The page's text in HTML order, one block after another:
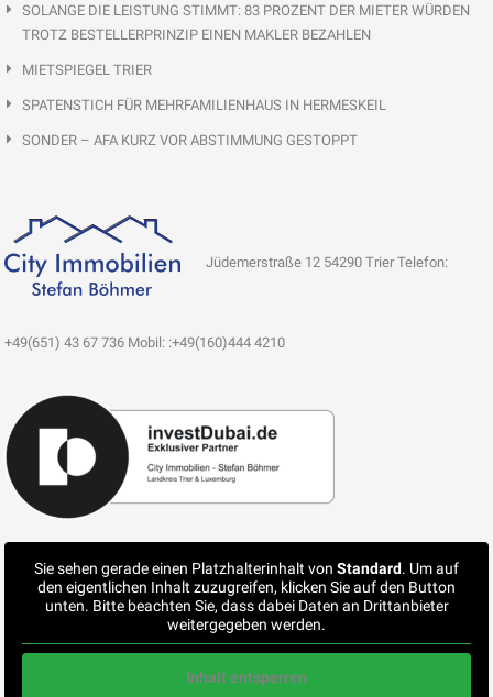
SOLANGE DIE LEISTUNG STIMMT: 83 PROZENT DER MIETER WÜRDEN
TROTZ BESTELLERPRINZIP EINEN MAKLER BEZAHLEN
MIETSPIEGEL TRIER
SPATENSTICH FÜR MEHRFAMILIENHAUS IN HERMESKEIL
SONDER – AFA KURZ VOR ABSTIMMUNG GESTOPPT
Jüdemerstraße 12 54290 Trier Telefon:
+49(651) 43 67 736 Mobil: :+49(160)444 4210
Sie sehen gerade einen Platzhalterinhalt von Standard. Um auf
den eigentlichen Inhalt zuzugreifen, klicken Sie auf den Button
unten. Bitte beachten Sie, dass dabei Daten an Drittanbieter
weitergegeben werden.
Inhalt entsperren